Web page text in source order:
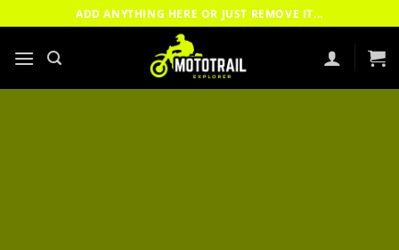
al
contenido
ADD ANYTHING HERE OR JUST REMOVE IT...